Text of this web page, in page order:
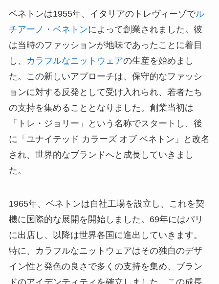
ベネトンは1955年、イタリアのトレヴィーゾでル
チアーノ・ベネトンによって創業されました。彼
は当時のファッションが地味であったことに着目
し、
カラフルなニットウェアの生産を始めまし
た。この新しいアプローチは、保守的なファッシ
ョンに対する反発として受け入れられ、若者たち
の支持を集めることとなりました。創業当初は
「トレ・ジョリー」という名称でスタートし、後
に「ユナイテッド カラーズ オブ ベネトン」と改名
され、世界的なブランドへと成長していきまし
た。
1965年、ベネトンは自社工場を設立し、これを契
機に国際的な展開を開始しました。69年にはパリ
に出店し、以降は世界各国に進出していきます。
特に、カラフルなニットウェアはその独自のデザ
イン性と発色の良さで多くの支持を集め、ブラン